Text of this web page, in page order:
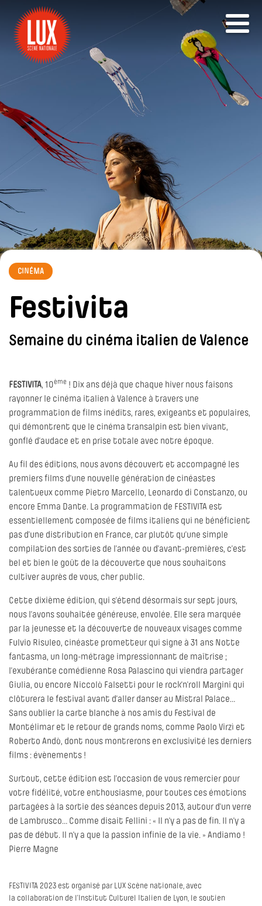
CINÉMA
Festivita
Semaine du cinéma italien de Valence
FESTIVITA, 10ème ! Dix ans déjà que chaque hiver nous faisons
rayonner le cinéma italien à Valence à travers une
programmation de films inédits, rares, exigeants et populaires,
qui démontrent que le cinéma transalpin est bien vivant,
gonflé d’audace et en prise totale avec notre époque.
Au fil des éditions, nous avons découvert et accompagné les
premiers films d’une nouvelle génération de cinéastes
talentueux comme Pietro Marcello, Leonardo di Constanzo, ou
encore Emma Dante. La programmation de FESTIVITA est
essentiellement composée de films italiens qui ne bénéficient
pas d’une distribution en France, car plutôt qu’une simple
compilation des sorties de l’année ou d’avant-premières, c’est
bel et bien le goût de la découverte que nous souhaitons
cultiver auprès de vous, cher public.
Cette dixième édition, qui s’étend désormais sur sept jours,
nous l’avons souhaitée généreuse, envolée. Elle sera marquée
par la jeunesse et la découverte de nouveaux visages comme
Fulvio Risuleo, cinéaste prometteur qui signe à 31 ans Notte
fantasma, un long-métrage impressionnant de maîtrise ;
l’exubérante comédienne Rosa Palascino qui viendra partager
Giulia, ou encore Niccolò Falsetti pour le rock’n’roll Margini qui
clôturera le festival avant d’aller danser au Mistral Palace…
Sans oublier la carte blanche à nos amis du Festival de
Montélimar et le retour de grands noms, comme Paolo Virzì et
Roberto Andò, dont nous montrerons en exclusivité les derniers
films : évènements !
Surtout, cette édition est l’occasion de vous remercier pour
votre fidélité, votre enthousiasme, pour toutes ces émotions
partagées à la sortie des séances depuis 2013, autour d’un verre
de Lambrusco… Comme disait Fellini : « Il n’y a pas de fin. Il n’y a
pas de début. Il n’y a que la passion infinie de la vie. » Andiamo !
Pierre Magne
FESTIVITA 2023 est organisé par LUX Scène nationale, avec
la collaboration de l’Institut Culturel Italien de Lyon, le soutien